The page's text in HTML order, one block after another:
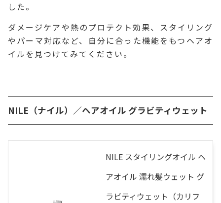
した。
ダメージケアや熱のプロテクト効果、スタイリング
やパーマ対応など、自分に合った機能をもつヘアオ
イルを見つけてみてください。
NILE（ナイル）／ヘアオイル グラビティウェット
NILE スタイリングオイル ヘ
アオイル 濡れ髪ウェット グ
ラビティウェット（カリフ